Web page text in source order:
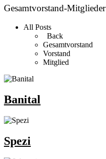
Gesamtvorstand-Mitglieder
All Posts
Back
Gesamtvorstand
Vorstand
Mitglied
Banital
Spezi